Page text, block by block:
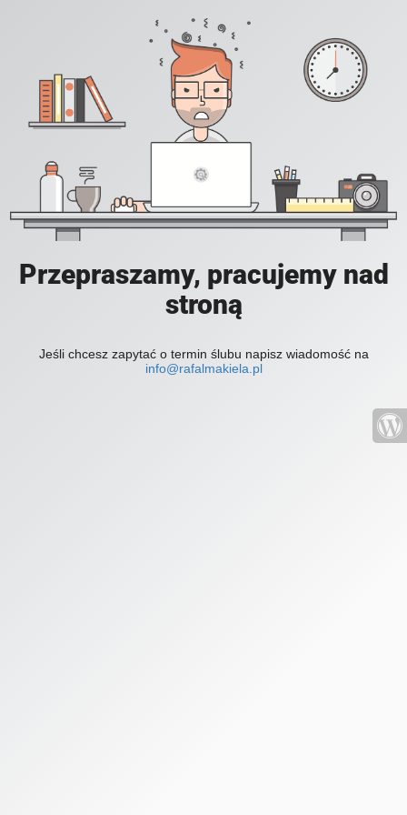
Przepraszamy, pracujemy nad
stroną
Jeśli chcesz zapytać o termin ślubu napisz wiadomość na
info@rafalmakiela.pl